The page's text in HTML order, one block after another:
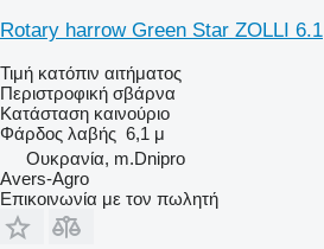
Rotary harrow Green Star ZOLLI 6.1
Τιμή κατόπιν αιτήματος
Περιστροφική σβάρνα
Κατάσταση καινούριο
Φάρδος λαβής 6,1 μ
Ουκρανία, m.Dnipro
Avers-Agro
Επικοινωνία με τον πωλητή